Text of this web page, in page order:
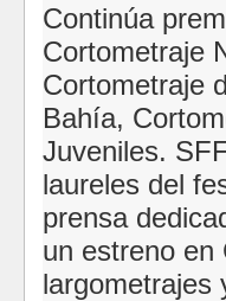
Continúa
Cortometraje
Cortometraje
Bahía,
Juveniles.
laureles del
prensa
un estreno en
largometrajes